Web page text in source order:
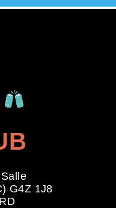
LIKE THIS BREWERY ON
G4Z 1J8